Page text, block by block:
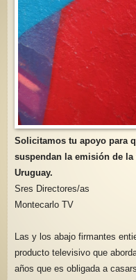
Solicitamos tu apoyo para
suspendan la emisión de
Uruguay.
Sres Directores/as
Montecarlo TV
Las y los abajo firmantes
producto televisivo que
años que es obligada a